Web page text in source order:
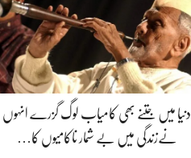
دنیا میں جتنے بھی کامیاب لوگ گزرے انہوں
نےزندگی میں بے شمار ناکامیوں کا…